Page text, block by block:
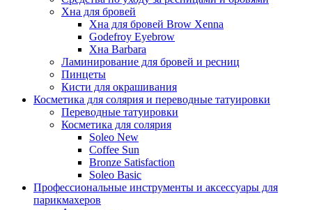
Хна для бровей
Хна для бровей Brow Xenna
Godefroy Eyebrow
Хна Barbara
Ламинирование для бровей и ресниц
Пинцеты
Кисти для окрашивания
Косметика для солярия и переводные татуировки
Переводные татуировки
Косметика для солярия
Soleo New
Coffee Sun
Bronze Satisfaction
Soleo Basic
Профессиональные инструменты и аксессуары для
парикмахеров